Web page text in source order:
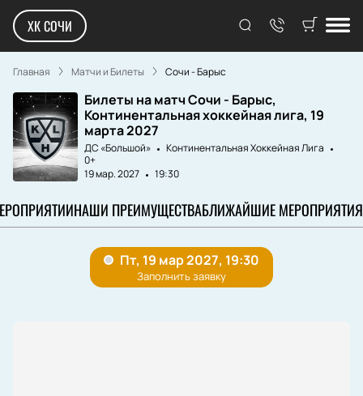
ХК СОЧИ
Главная Матчи и Билеты Сочи - Барыс
Билеты на матч Сочи - Барыс,
Континентальная хоккейная лига, 19
марта 2027
ДС «Большой»
Континентальная Хоккейная Лига
0+
19 мар. 2027
19:30
НАШИ ПРЕИМУЩЕСТВАБЛИЖАЙШИЕ МЕРОПРИЯТИЯ